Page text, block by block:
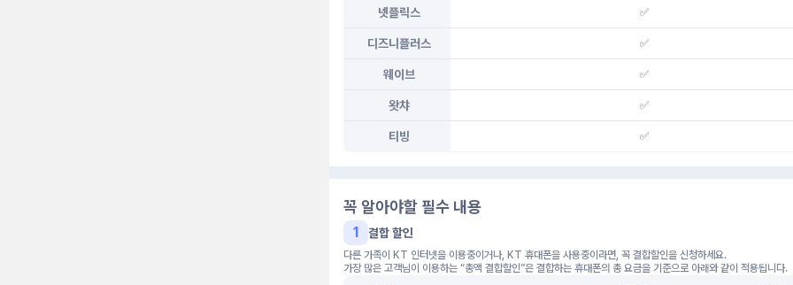
넷플릭스 ✅
디즈니플러스 ✅
웨이브 ✅
왓챠 ✅
티빙 ✅
꼭 알아야할 필수 내용
1 결합 할인
다른 가족이 KT 인터넷을 이용중이거나, KT 휴대폰을 사용중이라면, 꼭 결합할인을 신청하세요.
가장 많은 고객님이 이용하는 “총액 결합할인”은 결합하는 휴대폰의 총 요금을 기준으로 아래와 같이 적용됩니다.